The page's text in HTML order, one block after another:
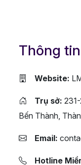
Thông
Website:
Trụ sở:
Bến Thành,
Email:
Hotline